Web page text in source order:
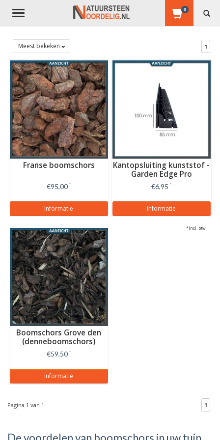
Toggle
0
Meest bekeken 1
Franse boomschors
€95,00 *
Informatie
Kantopsluiting kunststof -
Garden Edge Pro
€6,95 *
Informatie
Boomschors Grove den
(denneboomschors)
€59,50 *
Informatie
*Incl. btw
Pagina 1 van 1 1